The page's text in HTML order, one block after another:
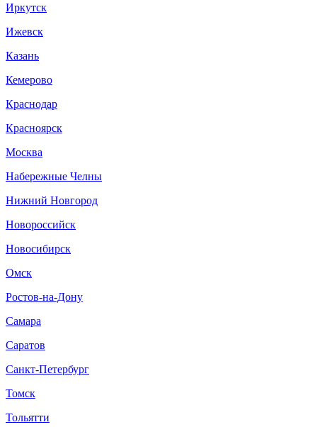
Иркутск
Ижевск
Казань
Кемерово
Краснодар
Красноярск
Москва
Набережные Челны
Нижний Новгород
Новороссийск
Новосибирск
Омск
Ростов-на-Дону
Самара
Саратов
Санкт-Петербург
Томск
Тольятти